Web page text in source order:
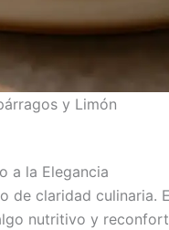
y Limón
a la Elegancia
de claridad culinaria.
nutritivo y